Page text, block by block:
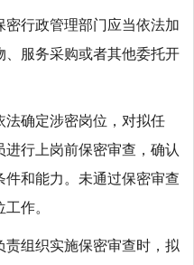
行政管理部门应当依法加
服务采购或者其他委托开
法确定涉密岗位，对拟任
行上岗前保密审查，确认
和能力。未通过保密审查
作。
组织实施保密审查时，拟